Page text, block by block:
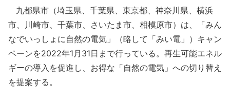
九都県市（埼玉県、千葉県、東京都、神奈川県、横浜
市、川崎市、千葉市、さいたま市、相模原市）は、「みん
なでいっしょに自然の電気」（略して「みい電」）キャン
ペーンを2022年1月31日まで行っている。再生可能エネル
ギーの導入を促進し、お得な「自然の電気」への切り替え
を提案する。